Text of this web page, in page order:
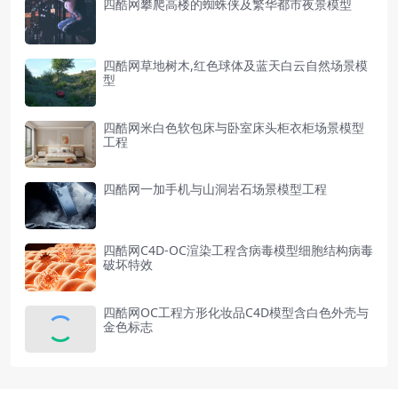
四酷网攀爬高楼的蜘蛛侠及繁华都市夜景模型
四酷网草地树木,红色球体及蓝天白云自然场景模
型
四酷网米白色软包床与卧室床头柜衣柜场景模型
工程
四酷网一加手机与山洞岩石场景模型工程
四酷网C4D-OC渲染工程含病毒模型细胞结构病毒
破坏特效
四酷网OC工程方形化妆品C4D模型含白色外壳与
金色标志